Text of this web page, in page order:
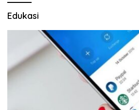
Edukasi